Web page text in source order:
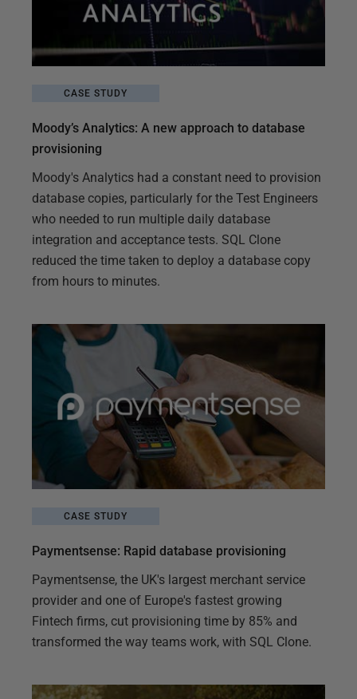
CASE STUDY
Moody’s Analytics: A new approach to database
provisioning
Moody's Analytics had a constant need to provision
database copies, particularly for the Test Engineers
who needed to run multiple daily database
integration and acceptance tests. SQL Clone
reduced the time taken to deploy a database copy
from hours to minutes.
CASE STUDY
Paymentsense: Rapid database provisioning
Paymentsense, the UK's largest merchant service
provider and one of Europe's fastest growing
Fintech firms, cut provisioning time by 85% and
transformed the way teams work, with SQL Clone.